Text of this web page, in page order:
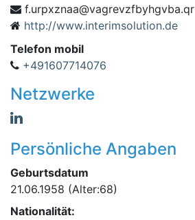
rq.abvghybfzvergav@aanz
xpru.f
http://www.interimsolution.de
Telefon mobil
+491607714076
Netzwerke
Persönliche Angaben
Geburtsdatum
21.06.1958 (Alter:68)
Nationalität: